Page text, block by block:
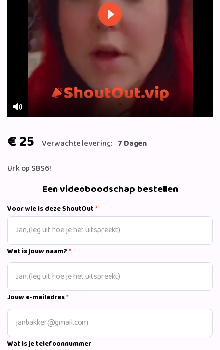
Mute
Play
€ 25 Verwachte levering: 7 Dagen
Urk op SBS6!
Een videoboodschap bestellen
Voor wie is deze ShoutOut*
Wat is jouw naam?*
Jouw e-mailadres*
Wat is je telefoonnummer